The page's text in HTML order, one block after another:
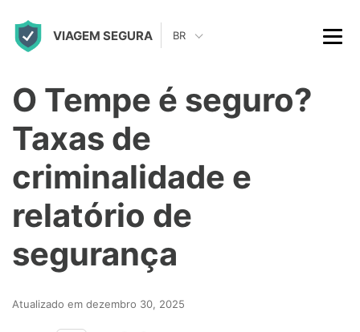
VIAGEM SEGURA BR
O Tempe é seguro?
Taxas de
criminalidade e
relatório de
segurança
Atualizado em dezembro 30, 2025